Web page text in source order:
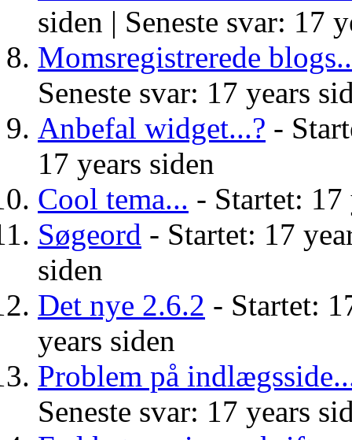
siden | Seneste svar: 17
Momsregistrerede
Seneste svar: 17 years
Anbefal widget...? -
17 years siden
Cool tema... - Startet:
Søgeord - Startet: 17
siden
Det nye 2.6.2 - Startet:
years siden
Problem på
Seneste svar: 17 years